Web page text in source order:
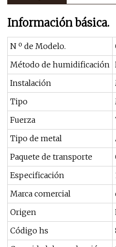
Información básica.
N º de Modelo.
Método de humidificación
Instalación
Tipo
Fuerza
Tipo de metal
Paquete de transporte
Especificación
Marca comercial
Origen
Código hs